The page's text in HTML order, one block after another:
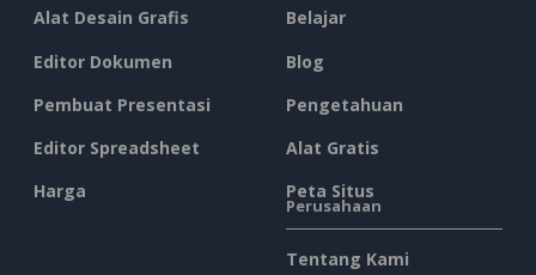
Alat Desain Grafis
Editor Dokumen
Pembuat Presentasi
Editor Spreadsheet
Harga
Belajar
Blog
Pengetahuan
Alat Gratis
Peta Situs
Perusahaan
Tentang Kami